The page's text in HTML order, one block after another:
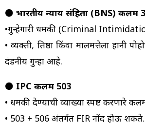
⚫ भारतीय न्याय संहिता (BNS) कलम
•गुन्हेगारी धमकी (Criminal
• व्यक्ती, प्रतिष्ठा किंवा मालमत्तेला हानी
दंडनीय गुन्हा आहे.
⚫ IPC कलम 503
• धमकी देण्याची व्याख्या स्पष्ट करणारे
• 503 + 506 अंतर्गत FIR नोंद होऊ शकते.